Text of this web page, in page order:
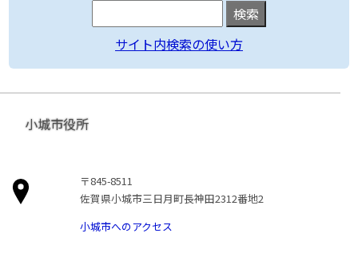
サイト内検索の使い方
小城市役所
〒845-8511
佐賀県小城市三日月町長神田2312番地2
小城市へのアクセス